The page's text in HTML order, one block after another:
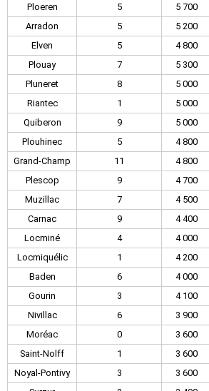
Ploeren
5 5 700
Arradon
5 5 200
Elven
5 4 800
Plouay
7 5 300
Pluneret
8 5 000
Riantec
1 5 000
Quiberon
9 5 000
Plouhinec
5 4 800
Grand-Champ
11 4 800
Plescop
9 4 700
Muzillac
7 4 500
Carnac
9 4 400
Locminé
4 4 000
Locmiquélic
1 4 200
Baden
6 4 000
Gourin
3 4 100
Nivillac
6 3 900
Moréac
0 3 600
Saint-Nolff
1 3 600
Noyal-Pontivy
3 3 600